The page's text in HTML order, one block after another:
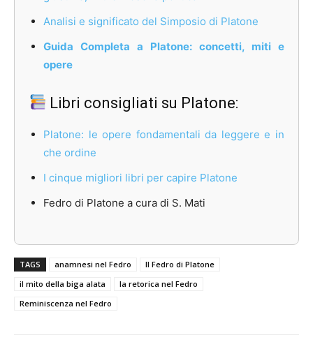
Analisi e significato del Simposio di Platone
Guida Completa a Platone: concetti, miti e
opere
Libri consigliati su Platone:
Platone: le opere fondamentali da leggere e in
che ordine
I cinque migliori libri per capire Platone
Fedro di Platone a cura di S. Mati
TAGS anamnesi nel Fedro
Il Fedro di Platone
il mito della biga alata
la retorica nel Fedro
Reminiscenza nel Fedro